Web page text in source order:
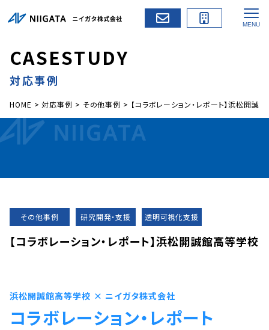
CASESTUDY
対応事例
HOME >対応事例 > その他事例 > 【コラボレーション・レポート】浜松開誠
その他事例 研究開発・支援 透明可視化支援
【コラボレーション・レポート】浜松開誠館高等学校
浜松開誠館高等学校 × ニイガタ株式会社
コラボレーション・レポート